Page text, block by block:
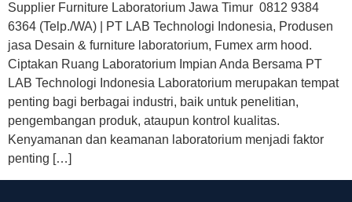
Supplier Furniture Laboratorium Jawa Timur 0812 9384
6364 (Telp./WA) | PT LAB Technologi Indonesia, Produsen
jasa Desain & furniture laboratorium, Fumex arm hood.
Ciptakan Ruang Laboratorium Impian Anda Bersama PT
LAB Technologi Indonesia Laboratorium merupakan tempat
penting bagi berbagai industri, baik untuk penelitian,
pengembangan produk, ataupun kontrol kualitas.
Kenyamanan dan keamanan laboratorium menjadi faktor
penting […]